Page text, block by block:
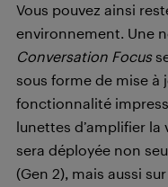
Vous pouvez ainsi
environnement. Une
Conversation Focus
sous forme de mise à
fonctionnalité
lunettes d’amplifier
sera déployée non
(Gen 2), mais aussi